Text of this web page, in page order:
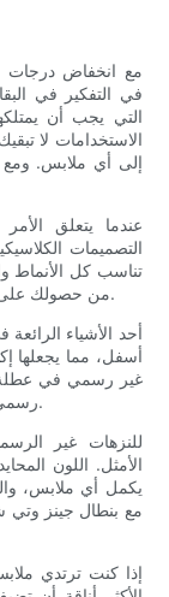
مع انخفاض درجات
في التفكير في
التي يجب أن
الاستخدامات لا
إلى أي ملابس. ومع
عندما يتعلق
التصميمات
تناسب كل الأنماط
من حصولك على قبعة صغيرة لكل زي ومناسبة طوال فصل الشتاء.
أحد الأشياء
أسفل، مما يجعلها
غير رسمي في عطلة
رسمي، فإن قبعة صغيرة كبيرة ستوفر لك كل ما تحتاجه.
للنزهات غير
الأمثل. اللون
يكمل أي ملابس،
مع بنطال جينز وتي
إذا كنت ترتدي